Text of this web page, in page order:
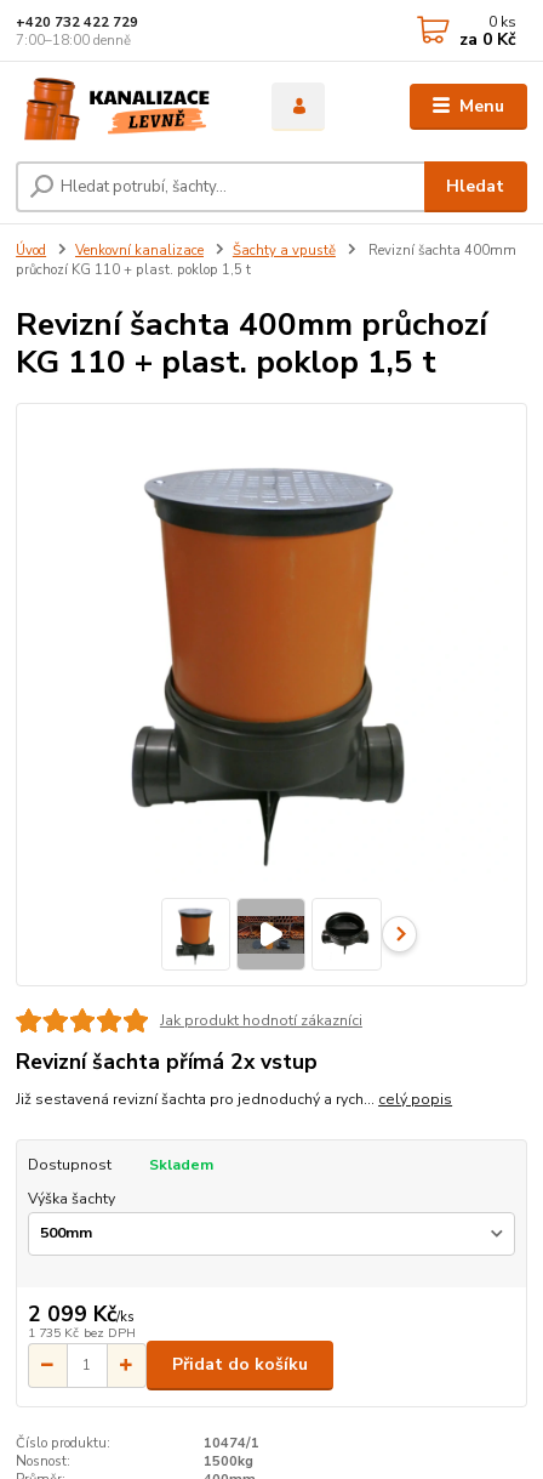
Menu
Hledat
+420 732 422 729
7:00–18:00 denně
0 ks
za 0 Kč
Úvod Venkovní kanalizace Šachty a vpustě
Revizní šachta 400mm
průchozí KG 110 + plast. poklop 1,5 t
Revizní šachta 400mm průchozí
KG 110 + plast. poklop 1,5 t
Jak produkt hodnotí zákazníci
Revizní šachta přímá 2x vstup
Již sestavená revizní šachta pro jednoduchý a rych... celý popis
Dostupnost
Skladem
Výška šachty
2 099 Kč/ks
1 735 Kč bez DPH
Přidat do košíku
Číslo produktu:
10474/1
Nosnost:
1500kg